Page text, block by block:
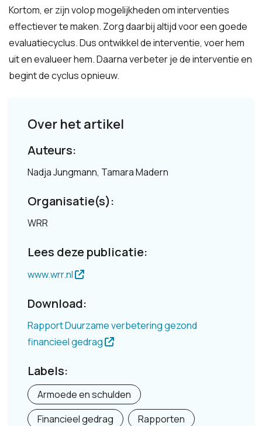
Kortom, er zijn volop mogelijkheden om interventies
effectiever te maken. Zorg daarbij altijd voor een goede
evaluatiecyclus. Dus ontwikkel de interventie, voer hem
uit en evalueer hem. Daarna verbeter je de interventie en
begint de cyclus opnieuw.
Over het artikel
Auteurs:
Nadja Jungmann, Tamara Madern
Organisatie(s):
WRR
Lees deze publicatie:
www.wrr.nl
Download:
Rapport Duurzame verbetering gezond
financieel gedrag
Labels:
Armoede en schulden
Financieel gedrag
Rapporten